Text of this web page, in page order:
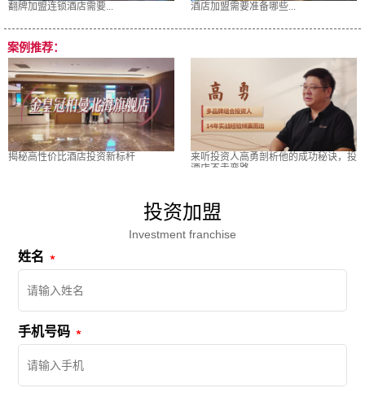
翻牌加盟连锁酒店需要... 酒店加盟需要准备哪些...
案例推荐：
揭秘高性价比酒店投资新标杆
来听投资人高勇剖析他的成功秘诀，投
酒店不走弯路
投资加盟
Investment franchise
姓名
手机号码